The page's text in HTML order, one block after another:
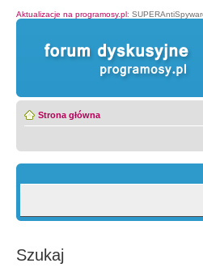
Aktualizacje na programosy.pl:
Strona główna
Szukaj